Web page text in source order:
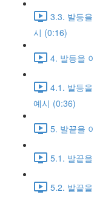
3.3. 발등
시 (0:16)
4. 발등을
4.1. 발등
예시 (0:36)
5. 발끝을
5.1. 발끝
5.2. 발끝